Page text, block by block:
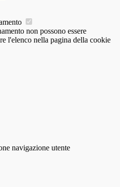
non possono essere
l'elenco nella pagina della cookie
navigazione utente